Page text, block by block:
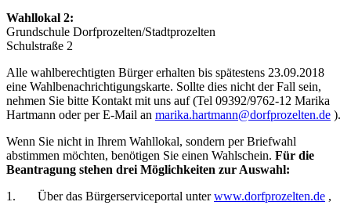
Wahllokal 2:
Grundschule Dorfprozelten/Stadtprozelten
Schulstraße 2
Alle wahlberechtigten Bürger erhalten bis spätestens 23.09.2018
eine Wahlbenachrichtigungskarte. Sollte dies nicht der Fall sein,
nehmen Sie bitte Kontakt mit uns auf (Tel 09392/9762-12 Marika
Hartmann oder per E-Mail an marika.hartmann@dorfprozelten.de ).
Wenn Sie nicht in Ihrem Wahllokal, sondern per Briefwahl
abstimmen möchten, benötigen Sie einen Wahlschein. Für die
Beantragung stehen drei Möglichkeiten zur Auswahl:
1. Über das Bürgerserviceportal unterwww.dorfprozelten.de ,